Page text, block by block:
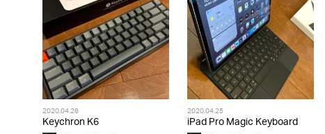
2020.04.28
Keychron K6
2020.04.25
iPad Pro Magic Keyboard